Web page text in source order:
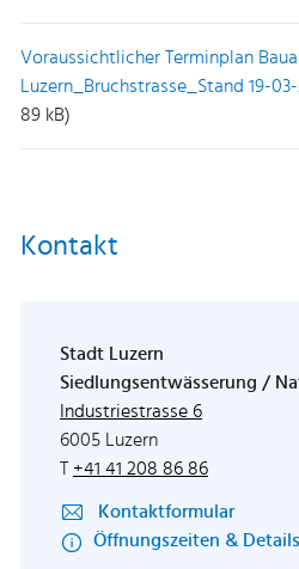
Voraussichtlicher Terminplan
Luzern_Bruchstrasse_Stand 19-
89 kB)
Kontakt
Stadt Luzern
Siedlungsentwässerung /
Industriestrasse 6Externer
6005 Luzern
T +41 41 208 86 86
Kontaktformular
Öffnungszeiten & Details